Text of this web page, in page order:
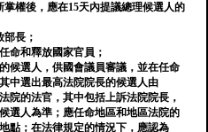
權後，應在15天內提議總理候選人的
長；
命和釋放國家官員；
候選人，供國會議員審議，並在任命
中選出最高法院院長的候選人由
院的法官，其中包括上訴法院院長，
選人為準；應任命地區和地區法院的
點；在法律規定的情況下，應認為